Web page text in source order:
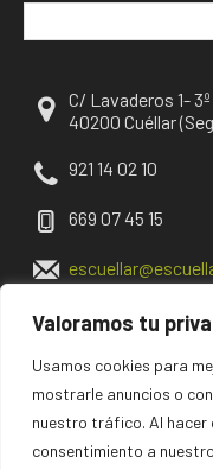
Valoramos tu
Usamos cookies para
mostrarle anuncios o
nuestro tráfico. Al hacer
consentimiento a
C/ Lavaderos 1-
40200 Cuéllar
921 14 02 10
669 07 45 15